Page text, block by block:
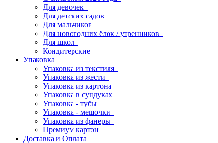
Для девочек
Для детских садов
Для мальчиков
Для новогодних ёлок / утренников
Для школ
Кондитерские
Упаковка
Упаковка из текстиля
Упаковка из жести
Упаковка из картона
Упаковка в сундуках
Упаковка - тубы
Упаковка - мешочки
Упаковка из фанеры
Премиум картон
Доставка и Оплата